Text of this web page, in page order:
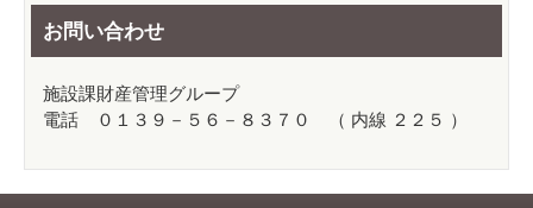
お問い合わせ
施設課財産管理グループ
電話 ０１３９－５６－８３７０ （ 内線 ２２５ ）